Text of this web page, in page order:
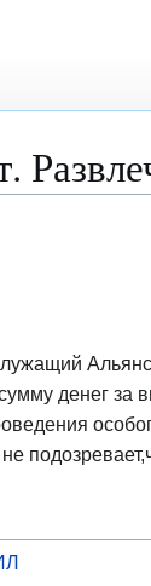
денег за